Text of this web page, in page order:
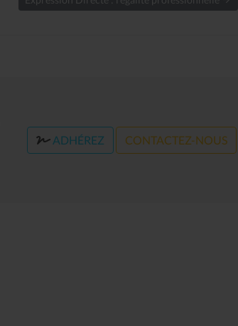
ADHÉREZ CONTACTEZ-NOUS